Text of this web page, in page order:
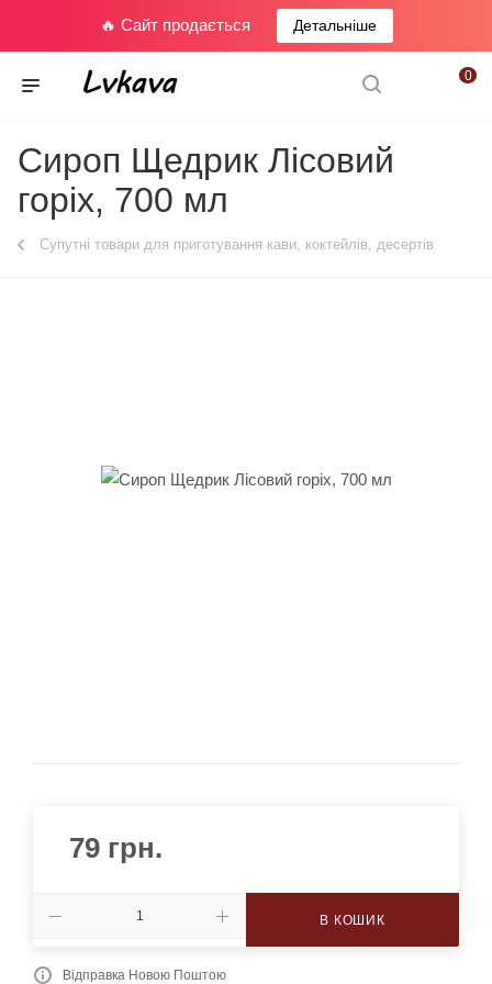
🔥 Сайт продається Детальніше
0
Сироп Щедрик Лісовий
горіх, 700 мл
Супутні товари для приготування кави, коктейлів, десертів
79 грн.
В КОШИК
Відправка Новою Поштою